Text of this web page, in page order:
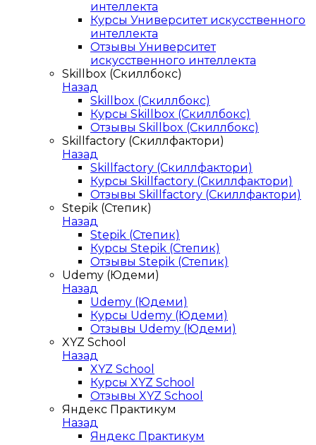
интеллекта
Курсы Университет искусственного
интеллекта
Отзывы Университет
искусственного интеллекта
Skillbox (Скиллбокс)
Назад
Skillbox (Скиллбокс)
Курсы Skillbox (Скиллбокс)
Отзывы Skillbox (Скиллбокс)
Skillfactory (Скиллфактори)
Назад
Skillfactory (Скиллфактори)
Курсы Skillfactory (Скиллфактори)
Отзывы Skillfactory (Скиллфактори)
Stepik (Степик)
Назад
Stepik (Степик)
Курсы Stepik (Степик)
Отзывы Stepik (Степик)
Udemy (Юдеми)
Назад
Udemy (Юдеми)
Курсы Udemy (Юдеми)
Отзывы Udemy (Юдеми)
XYZ School
Назад
XYZ School
Курсы XYZ School
Отзывы XYZ School
Яндекс Практикум
Назад
Яндекс Практикум